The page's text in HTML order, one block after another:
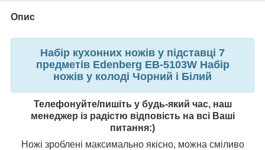
Опис
Набір кухонних ножів у підставці 7
предметів Edenberg EB-5103W Набір
ножів у колоді Чорний і Білий
Телефонуйте/пишіть у будь-який час, наш
менеджер із радістю відповість на всі Ваші
питання:)
Ножі зроблені максимально якісно, можна сміливо